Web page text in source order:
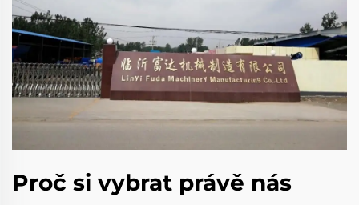
Proč si vybrat právě nás